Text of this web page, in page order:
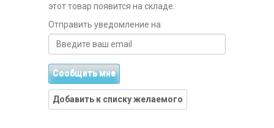
этот товар появится на складе.
Отправить уведомление на
Сообщить мне
Добавить к списку желаемого